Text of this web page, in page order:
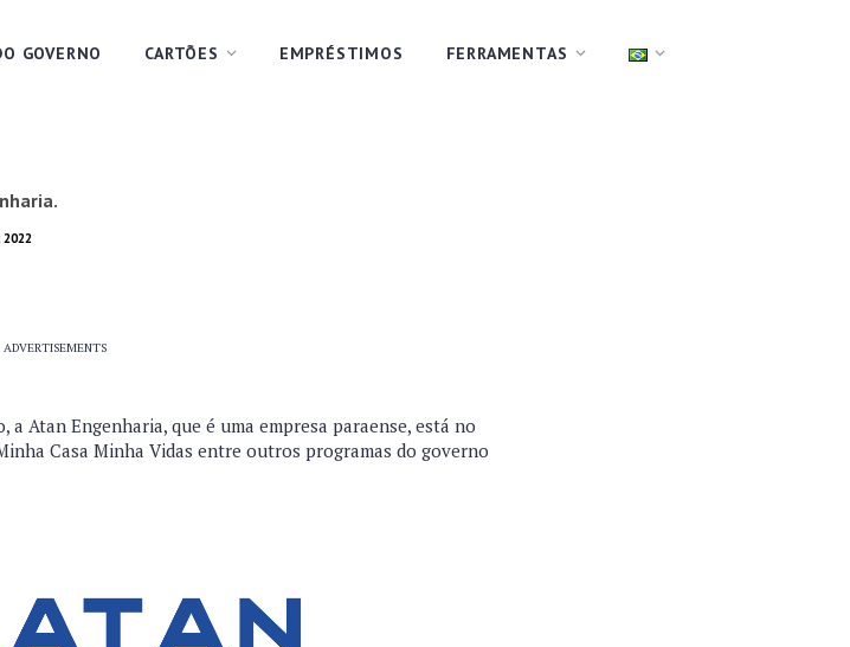
GOVERNO CARTÕES EMPRÉSTIMOS FERRAMENTAS
2022
ADVERTISEMENTS
Atan Engenharia, que é uma empresa paraense, está no
Casa Minha Vidas entre outros programas do governo